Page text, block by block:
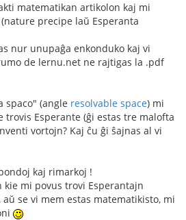
matematikan artikolon kaj mi
precipe laŭ Esperanta
nur unupaĝa enkonduko kaj vi
de lernu.net ne rajtigas la .pdf
spaco" (angle resolvable space) mi
Esperante (ĝi estas tre malofta
vortojn? Kaj ĉu ĝi ŝajnas al vi
kaj rimarkoj !
kie mi povus trovi Esperantajn
se vi mem estas matematikisto, mi